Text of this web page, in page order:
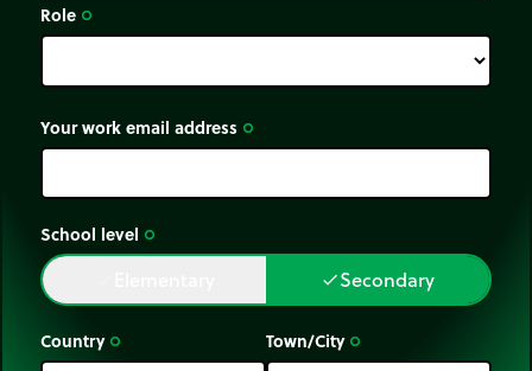
Role trip_origin
Your work email address trip_origin
School level trip_origin
doneSecondary
Country trip_origin Town/City trip_origin